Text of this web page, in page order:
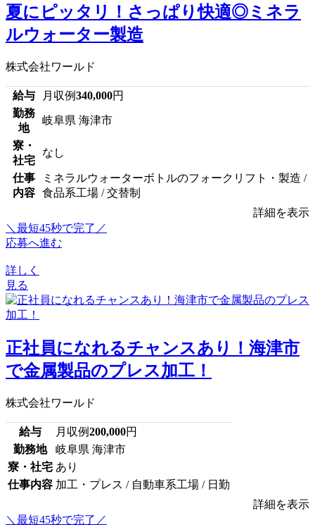
夏にピッタリ！さっぱり快適◎ミネラ
ルウォーター製造
株式会社ワールド
給与 月収例340,000円
勤務
地
岐阜県 海津市
寮・
社宅
なし
仕事
内容
ミネラルウォーターボトルのフォークリフト・製造 /
食品系工場 / 交替制
詳細を表示
＼最短45秒で完了／
応募へ進む
詳しく
見る
正社員になれるチャンスあり！海津市
で金属製品のプレス加工！
株式会社ワールド
給与 月収例200,000円
勤務地
岐阜県 海津市
寮・社宅 あり
仕事内容 加工・プレス / 自動車系工場 / 日勤
詳細を表示
＼最短45秒で完了／